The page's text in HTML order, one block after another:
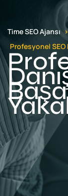
Time SEO Ajansı
Profesyonel SEO